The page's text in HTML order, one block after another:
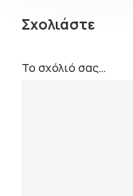
Σχολιάστε
Το σχόλιό σας...